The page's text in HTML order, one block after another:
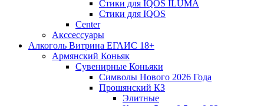
Стики для IQOS ILUMA
Стики для IQOS
Сenter
Акссессуары
Алкоголь Витрина ЕГАИС 18+
Армянский Коньяк
Сувенирные Коньяки
Символы Нового 2026 Года
Прошянский КЗ
Элитные